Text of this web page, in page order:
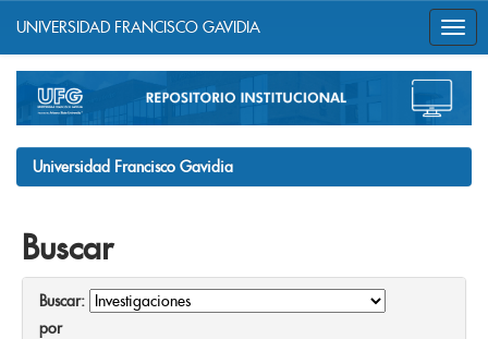
navigation
UNIVERSIDAD FRANCISCO GAVIDIA
Universidad Francisco Gavidia
Buscar
Buscar:
por